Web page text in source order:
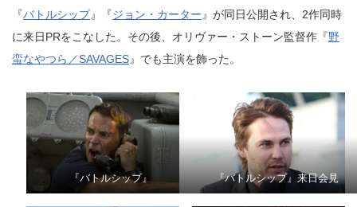
『バトルシップ』『ジョン・カーター 』が同日公開され、2作同時
に来日PRをこなした。その後、オリヴァー・ストーン監督作『野
蛮なやつら／SAVAGES』でも主演を飾った。
『バトルシップ』 『バトルシップ』来日会見